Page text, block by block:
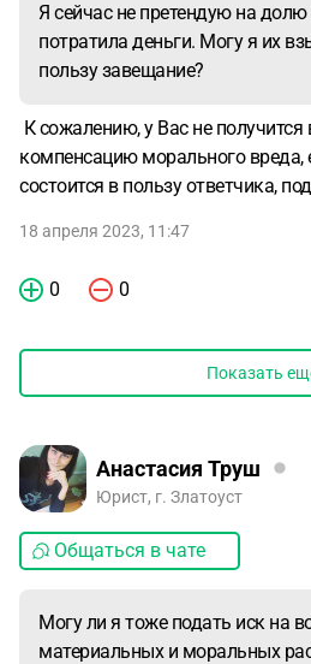
Я сейчас не претендую на
потратила деньги. Могу я их
пользу завещание?
К сожалению, у Вас не
компенсацию морального вреда,
состоится в пользу ответчика,
18 апреля 2023, 11:47
0 0
Показать
Анастасия Труш
Юрист, г. Златоуст
Общаться в чате
Могу ли я тоже подать иск на
материальных и моральных